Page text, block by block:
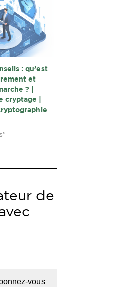
: qu’est
et
? |
cryptage |
de
vous